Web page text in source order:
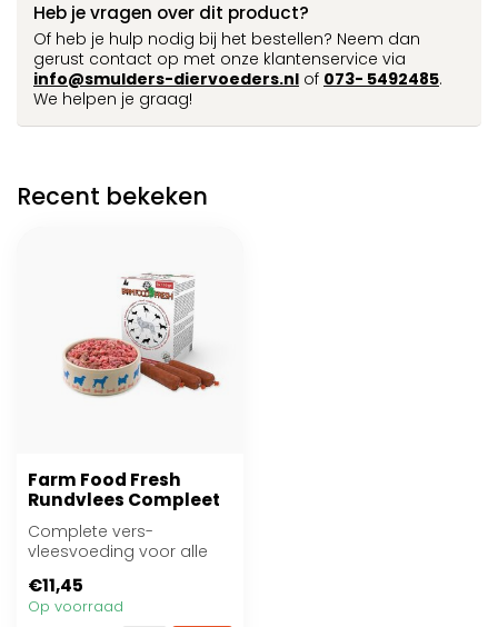
Heb je vragen over dit product?
Of heb je hulp nodig bij het bestellen? Neem dan
gerust contact op met onze klantenservice via
info@smulders-diervoeders.nl of 073- 5492485.
We helpen je graag!
Recent bekeken
Farm Food Fresh
Rundvlees Compleet
Complete vers-
vleesvoeding voor alle
senior.
€11,45
Op voorraad